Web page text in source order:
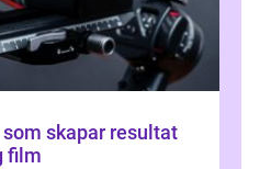
skapar resultat
film